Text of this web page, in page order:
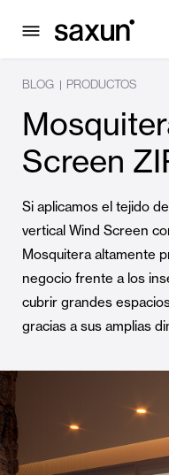
BLOG | PRODUCTOS
Screen
Si aplicamos el tejido
vertical Wind Screen
Mosquitera altamente
negocio frente a los
cubrir grandes
gracias a sus amplias